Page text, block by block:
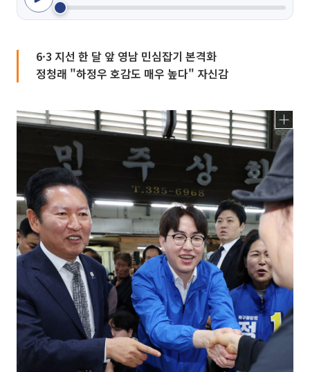
6·3 지선 한 달 앞 영남 민심잡기 본격화
정청래 "하정우 호감도 매우 높다" 자신감